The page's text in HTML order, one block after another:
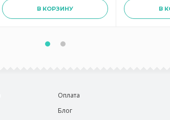
В КОРЗИНУ В
Оплата
Блог